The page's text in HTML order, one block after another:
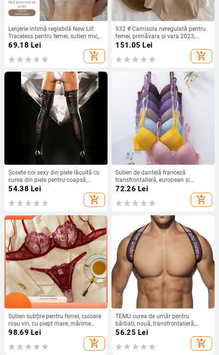
Lenjerie intimă reglabilă New Lilt
Traceless pentru femei, sutien mic,
fără inele, plus size, sutien pentru
69.18 Lei
add_shopping_cart
932 # Camisola neregulată pentru
femei, primăvara și vara 2023,
nouă, fără mâneci, scurtă, în
Trbottomy
151.05 Lei
add_shopping_cart
Șosete noi sexy din piele lăcuită cu
curea din piele pentru coapsă,
șosete pentru adulți, generație sexy
54.38 Lei
add_shopping_cart
Sutien de dantelă franceză
transfrontalieră, european și
american, de mărime mare, subțire,
cu armatură, cu push-up, lenjerie
intimă ultra-subțire
72.26 Lei
add_shopping_cart
Sutien subțire pentru femei, culoare
roșu vin, cu piept mare, mărime
mică, plus size, cu inele din oțel,
reglabil, fără urme, lenjerie intimă
98.69 Lei
add_shopping_cart
TEMU curea de umăr pentru
bărbați, nouă, transfrontalieră,
populară, universală, curea de piept
cu litere, sexy, sport, curea de umăr
pentru bărbați MP98
56.25 Lei
add_shopping_cart